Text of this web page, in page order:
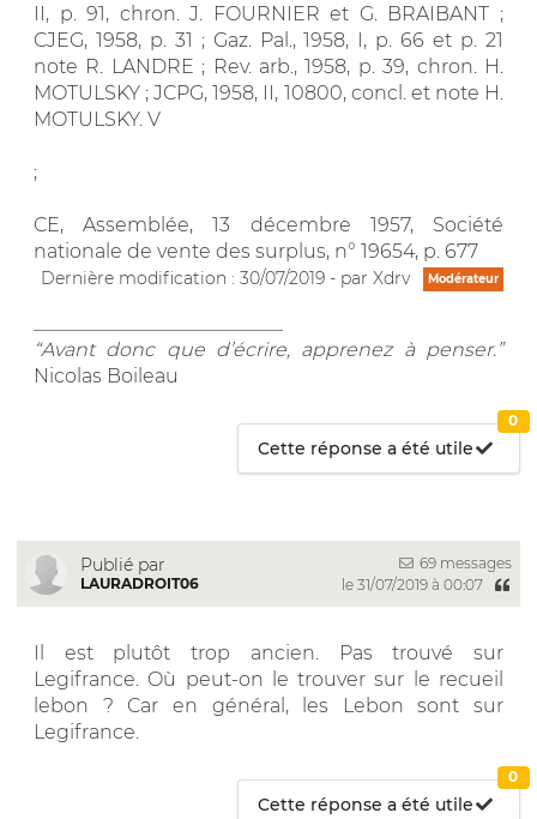
II, p. 91, chron. J. FOURNIER et G. BRAIBANT ;
CJEG, 1958, p. 31 ; Gaz. Pal., 1958, I, p. 66 et p. 21
note R. LANDRE ; Rev. arb., 1958, p. 39, chron. H.
MOTULSKY ; JCPG, 1958, II, 10800, concl. et note H.
MOTULSKY. V
;
CE, Assemblée, 13 décembre 1957, Société
nationale de vente des surplus, n° 19654, p. 677
Dernière modification : 30/07/2019 - par Xdrv Modérateur
“Avant donc que d’écrire, apprenez à penser.”
Nicolas Boileau
Cette réponse a été utile
0
Publié par
LAURADROIT06
69 messages
le 31/07/2019 à 00:07
Il est plutôt trop ancien. Pas trouvé sur
Legifrance. Où peut-on le trouver sur le recueil
lebon ? Car en général, les Lebon sont sur
Legifrance.
Cette réponse a été utile
0